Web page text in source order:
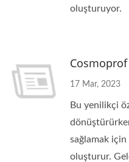
oluşturuyor.
17 Mar, 2023
Bu yenilikçi
sağlamak
oluşturur.